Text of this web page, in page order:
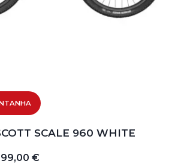
SCALE 960 WHITE
€